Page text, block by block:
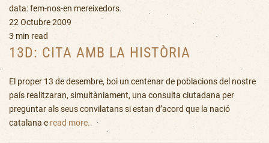
data: fem-nos-en mereixedors.
22 Octubre 2009
3 min read
13D: CITA AMB LA HISTÒRIA
El proper 13 de desembre, boi un centenar de poblacions del nostre
país realitzaran, simultàniament, una consulta ciutadana per
preguntar als seus convilatans si estan d’acord que la nació
catalana e read more..